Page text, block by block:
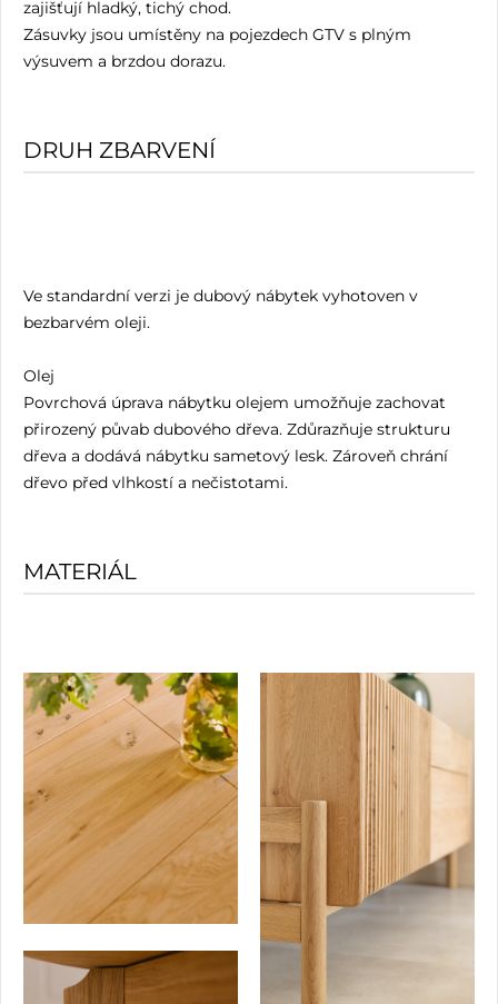
zajišťují hladký, tichý chod.
Zásuvky jsou umístěny na pojezdech GTV s plným
výsuvem a brzdou dorazu.
DRUH ZBARVENÍ
Ve standardní verzi je dubový nábytek vyhotoven v
bezbarvém oleji.
Olej
Povrchová úprava nábytku olejem umožňuje zachovat
přirozený půvab dubového dřeva. Zdůrazňuje strukturu
dřeva a dodává nábytku sametový lesk. Zároveň chrání
dřevo před vlhkostí a nečistotami.
MATERIÁL